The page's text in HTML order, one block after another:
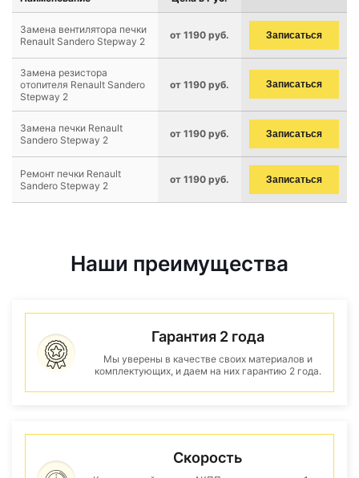
Замена вентилятора печки
Renault Sandero Stepway 2
от 1190 руб. Записаться
Замена резистора
отопителя Renault Sandero
Stepway 2
от 1190 руб. Записаться
Замена печки Renault
Sandero Stepway 2
от 1190 руб. Записаться
Ремонт печки Renault
Sandero Stepway 2
от 1190 руб. Записаться
Наши преимущества
Гарантия 2 года
Мы уверены в качестве своих материалов и
комплектующих, и даем на них гарантию 2 года.
Скорость